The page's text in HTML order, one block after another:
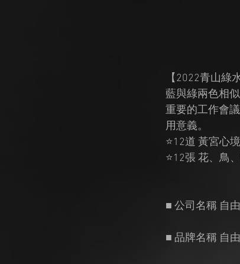
【2022青山綠
藍與綠兩色相
重要的工作會
用意義。
⭐12道 黃宮心
⭐12張 花、鳥
■ 公司名稱 自
■ 品牌名稱 自